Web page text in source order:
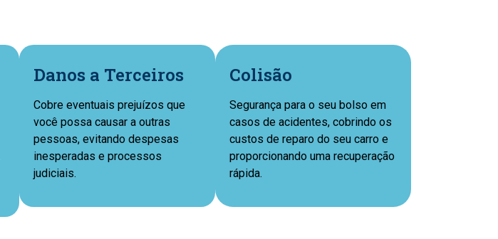
Danos a Terceiros
Cobre eventuais prejuízos que
você possa causar a outras
pessoas, evitando despesas
inesperadas e processos
judiciais.
Colisão
Segurança para o seu bolso em
casos de acidentes, cobrindo os
custos de reparo do seu carro e
proporcionando uma recuperação
rápida.